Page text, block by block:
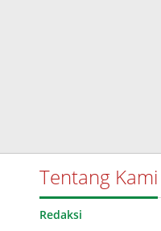
Tentang Kami
Redaksi